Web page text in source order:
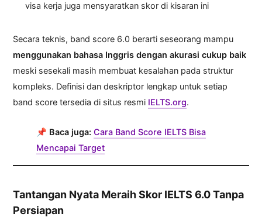
visa kerja juga mensyaratkan skor di kisaran ini
Secara teknis, band score 6.0 berarti seseorang mampu
menggunakan bahasa Inggris dengan akurasi cukup baik
meski sesekali masih membuat kesalahan pada struktur
kompleks. Definisi dan deskriptor lengkap untuk setiap
band score tersedia di situs resmi IELTS.org.
📌 Baca juga: Cara Band Score IELTS Bisa
Mencapai Target
Tantangan Nyata Meraih Skor IELTS 6.0 Tanpa
Persiapan